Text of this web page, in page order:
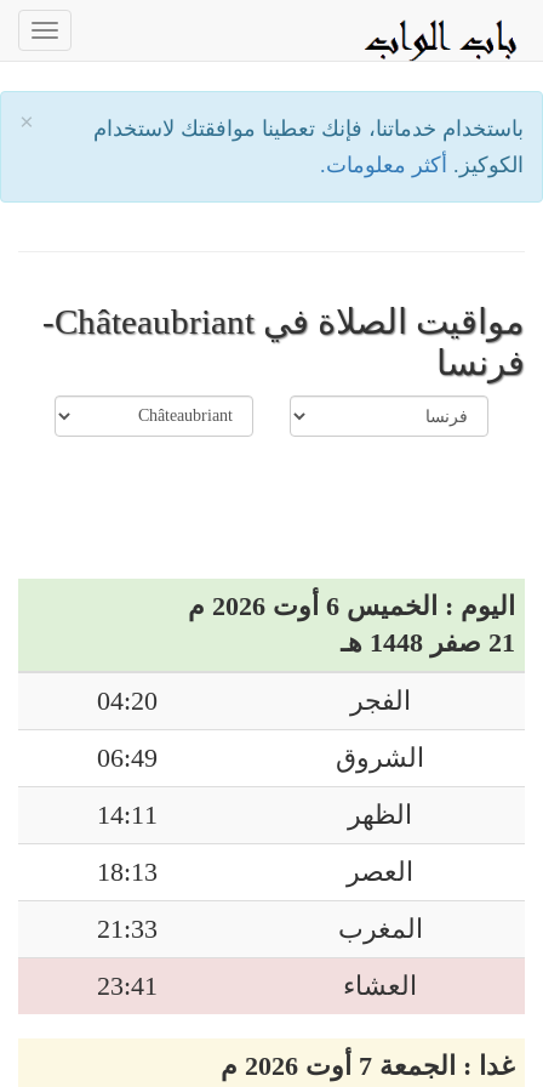
×
باستخدام خدماتنا، فإنك تعطينا موافقتك لاستخدام
الكوكيز. أكثر معلومات.
مواقيت الصلاة في Châteaubriant-
فرنسا
اليوم : الخميس 6 أوت 2026 م
21 صفر 1448 هـ
الفجر
04:20
الشروق
06:49
الظهر
14:11
العصر
18:13
المغرب
21:33
العشاء
23:41
غدا : الجمعة 7 أوت 2026 م